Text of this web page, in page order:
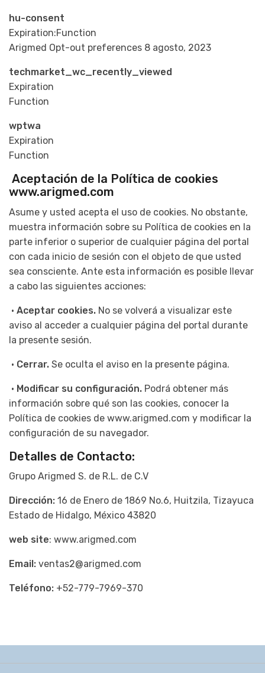
hu-consent
Expiration:Function
Arigmed Opt-out preferences 8 agosto, 2023
techmarket_wc_recently_viewed
Expiration
Function
wptwa
Expiration
Function
Aceptación de la Política de cookies
www.arigmed.com
Asume y usted acepta el uso de cookies. No obstante,
muestra información sobre su Política de cookies en la
parte inferior o superior de cualquier página del portal
con cada inicio de sesión con el objeto de que usted
sea consciente. Ante esta información es posible llevar
a cabo las siguientes acciones:
• Aceptar cookies. No se volverá a visualizar este
aviso al acceder a cualquier página del portal durante
la presente sesión.
• Cerrar. Se oculta el aviso en la presente página.
• Modificar su configuración. Podrá obtener más
información sobre qué son las cookies, conocer la
Política de cookies de www.arigmed.com y modificar la
configuración de su navegador.
Detalles de Contacto:
Grupo Arigmed S. de R.L. de C.V
Dirección: 16 de Enero de 1869 No.6, Huitzila, Tizayuca
Estado de Hidalgo, México 43820
web site: www.arigmed.com
Email: ventas2@arigmed.com
Teléfono: +52-779-7969-370